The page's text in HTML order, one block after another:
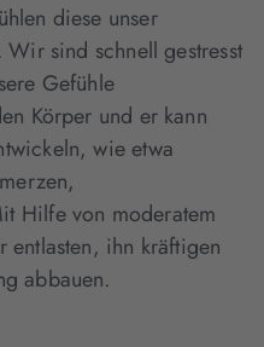
diese unser
sind schnell gestresst
Gefühle
Körper und er kann
wie etwa
Hilfe von moderatem
entlasten, ihn kräftigen
abbauen.